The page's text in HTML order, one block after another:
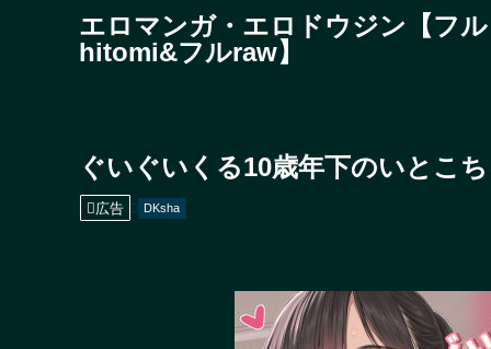
エロマンガ・エロドウジン【フル
hitomi&フルraw】
ぐいぐいくる10歳年下のいとこ
広告 DKsha